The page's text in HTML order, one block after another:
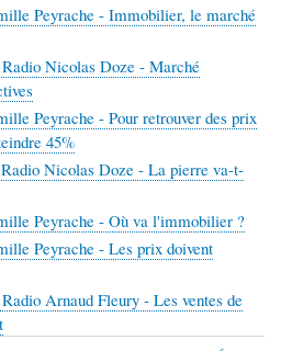
Peyrache - Immobilier, le marché
Nicolas Doze - Marché
Peyrache - Pour retrouver des prix
45%
Nicolas Doze - La pierre va-t-
Peyrache - Où va l'immobilier ?
Peyrache - Les prix doivent
Arnaud Fleury - Les ventes de